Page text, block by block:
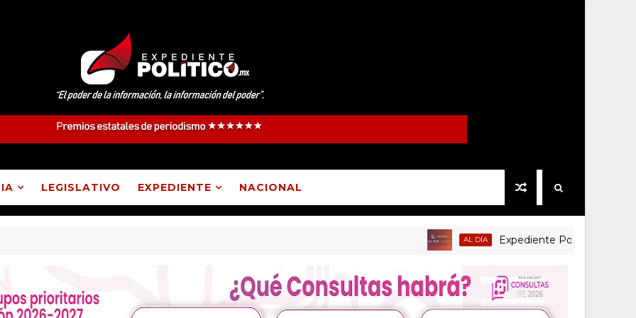
LEGISLATIVO EXPEDIENTE NACIONAL
AL DÍA Expediente Político.Mx no 1126